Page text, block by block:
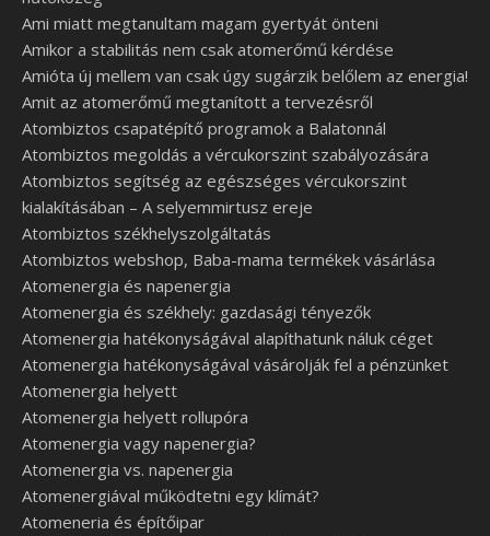
Ami miatt megtanultam magam gyertyát önteni
Amikor a stabilitás nem csak atomerőmű kérdése
Amióta új mellem van csak úgy sugárzik belőlem az energia!
Amit az atomerőmű megtanított a tervezésről
Atombiztos csapatépítő programok a Balatonnál
Atombiztos megoldás a vércukorszint szabályozására
Atombiztos segítség az egészséges vércukorszint
kialakításában – A selyemmirtusz ereje
Atombiztos székhelyszolgáltatás
Atombiztos webshop, Baba-mama termékek vásárlása
Atomenergia és napenergia
Atomenergia és székhely: gazdasági tényezők
Atomenergia hatékonyságával alapíthatunk náluk céget
Atomenergia hatékonyságával vásárolják fel a pénzünket
Atomenergia helyett
Atomenergia helyett rollupóra
Atomenergia vagy napenergia?
Atomenergia vs. napenergia
Atomenergiával működtetni egy klímát?
Atomeneria és építőipar